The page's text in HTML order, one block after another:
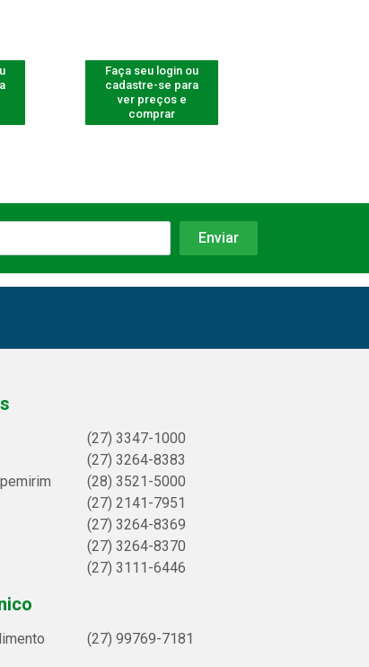
Faça seu login ou
cadastre-se para
ver preços e
comprar
(27) 3347-1000
(27) 3264-8383
(28) 3521-5000
(27) 2141-7951
(27) 3264-8369
(27) 3264-8370
(27) 3111-6446
(27) 99769-7181